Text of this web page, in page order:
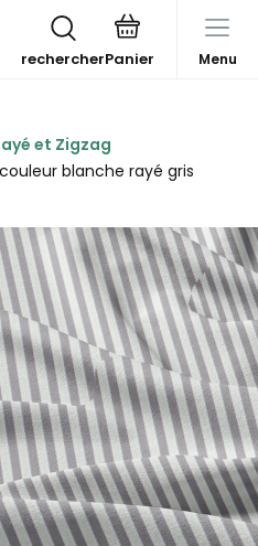
rechercher Menu
et Zigzag
blanche rayé gris